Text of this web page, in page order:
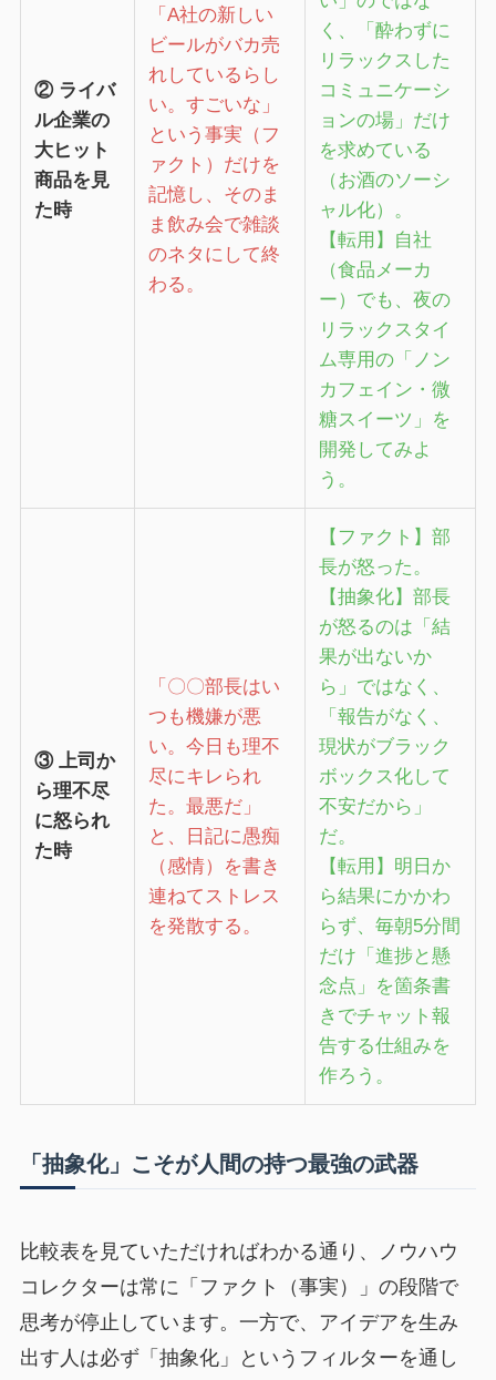
② ライバ
ル企業の
大ヒット
商品を見
た時
「A社の新しい
ビールがバカ売
れしているらし
い。すごいな」
という事実（フ
ァクト）だけを
記憶し、そのま
ま飲み会で雑談
のネタにして終
わる。
く、「酔わずに
リラックスした
コミュニケーシ
ョンの場」だけ
を求めている
（お酒のソーシ
ャル化）。
【転用】自社
（食品メーカ
ー）でも、夜の
リラックスタイ
ム専用の「ノン
カフェイン・微
糖スイーツ」を
開発してみよ
う。
③ 上司か
ら理不尽
に怒られ
た時
「〇〇部長はい
つも機嫌が悪
い。今日も理不
尽にキレられ
た。最悪だ」
と、日記に愚痴
（感情）を書き
連ねてストレス
を発散する。
【ファクト】部
長が怒った。
【抽象化】部長
が怒るのは「結
果が出ないか
ら」ではなく、
「報告がなく、
現状がブラック
ボックス化して
不安だから」
だ。
【転用】明日か
ら結果にかかわ
らず、毎朝5分間
だけ「進捗と懸
念点」を箇条書
きでチャット報
告する仕組みを
作ろう。
「抽象化」こそが人間の持つ最強の武器
比較表を見ていただければわかる通り、ノウハウ
コレクターは常に「ファクト（事実）」の段階で
思考が停止しています。一方で、アイデアを生み
出す人は必ず「抽象化」というフィルターを通し